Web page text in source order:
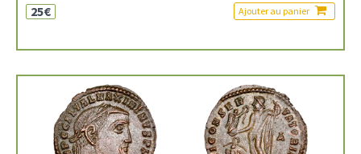
25€ Ajouter au panier